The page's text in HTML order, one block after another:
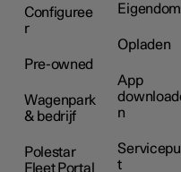
Configuree
r
Pre-owned
Wagenpark
& bedrijf
Polestar
Fleet Portal
Eigendom
Opladen
App
n
t